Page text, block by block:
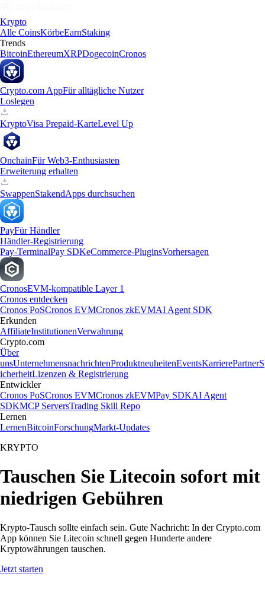
Krypto
Alle CoinsKörbeEarnStaking
Trends
BitcoinEthereumXRPDogecoinCronos
Crypto.com AppFür alltägliche Nutzer
Loslegen
KryptoVisa Prepaid-KarteLevel Up
OnchainFür Web3-Enthusiasten
Erweiterung erhalten
SwappenStakendApps durchsuchen
PayFür Händler
Händler-Registrierung
Pay-TerminalPay SDKeCommerce-PluginsVorhersagen
CronosEVM-kompatible Layer 1
Cronos entdecken
Cronos PoSCronos EVMCronos zkEVMAI Agent SDK
Erkunden
AffiliateInstitutionenVerwahrung
Crypto.com
Über
unsUnternehmensnachrichtenProduktneuheitenEventsKarrierePartnerS
icherheitLizenzen & Registrierung
Entwickler
Cronos PoSCronos EVMCronos zkEVMPay SDKAI Agent
SDKMCP ServersTrading Skill Repo
Lernen
LernenBitcoinForschungMarkt-Updates
KRYPTO
Tauschen Sie Litecoin sofort mit
niedrigen Gebühren
Krypto-Tausch sollte einfach sein. Gute Nachricht: In der Crypto.com
App können Sie Litecoin schnell gegen Hunderte andere
Kryptowährungen tauschen.
Jetzt starten